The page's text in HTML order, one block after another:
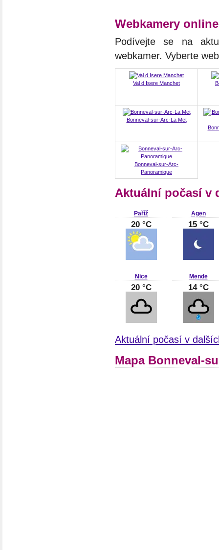
Webkamery
Podívejte se na
webkamer. Vyberte
Val d Isere Manchet
Bonneval-sur-Arc-La Met
Bonneval-sur-Arc-
Panoramique
Aktuální počasí v
Paříž
20 °C
Agen
15 °C
Nice
20 °C
Mende
14 °C
Aktuální počasí v
Mapa Bonneval-